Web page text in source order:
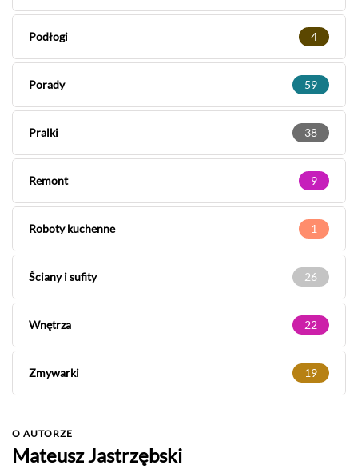
Podłogi 4
Porady 59
Pralki 38
Remont 9
Roboty kuchenne 1
Ściany i sufity 26
Wnętrza 22
Zmywarki 19
O AUTORZE
Mateusz Jastrzębski